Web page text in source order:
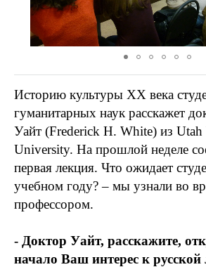
Историю культуры XX века
гуманитарных наук расскажет
Уайт (Frederick H. White) из Utah
University. На прошлой неделе
первая лекция. Что ожидает
учебном году? – мы узнали во
профессором.
- Доктор Уайт, расскажите,
начало Ваш интерес к русской